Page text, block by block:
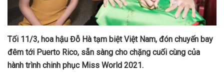
Tối 11/3, hoa hậu Đỗ Hà tạm biệt Việt Nam, đón chuyến bay
đêm tới Puerto Rico, sẵn sàng cho chặng cuối cùng của
hành trình chinh phục Miss World 2021.